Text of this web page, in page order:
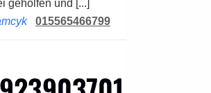
geholfen und [...]
015565466799